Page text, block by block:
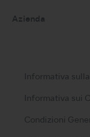
Azienda
Informativa
Informativa sui
Condizioni